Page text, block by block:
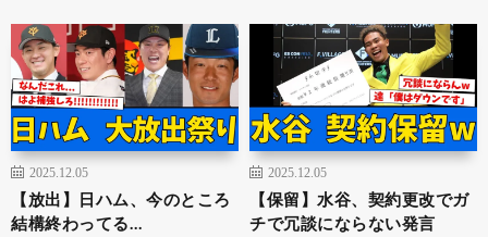
2025.12.05
【放出】日ハム、今のところ
結構終わってる…
2025.12.05
【保留】水谷、契約更改でガ
チで冗談にならない発言